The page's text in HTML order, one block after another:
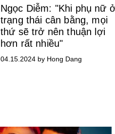
Ngọc Diễm: "Khi phụ nữ
trạng thái cân bằng, mọi
thứ sẽ trở nên thuận lợi
hơn rất nhiều"
04.15.2024 by Hong Dang